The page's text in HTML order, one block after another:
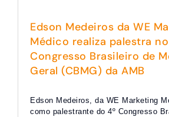
Edson Medeiros da WE
Médico realiza palestra
Congresso Brasileiro de
Geral (CBMG) da AMB
Edson Medeiros, da WE Marketing
como palestrante do 4º Congresso